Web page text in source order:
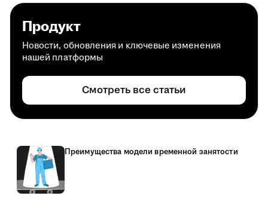
Продукт
Новости, обновления и ключевые изменения
нашей платформы
Смотреть все статьи
Преимущества модели временной занятости